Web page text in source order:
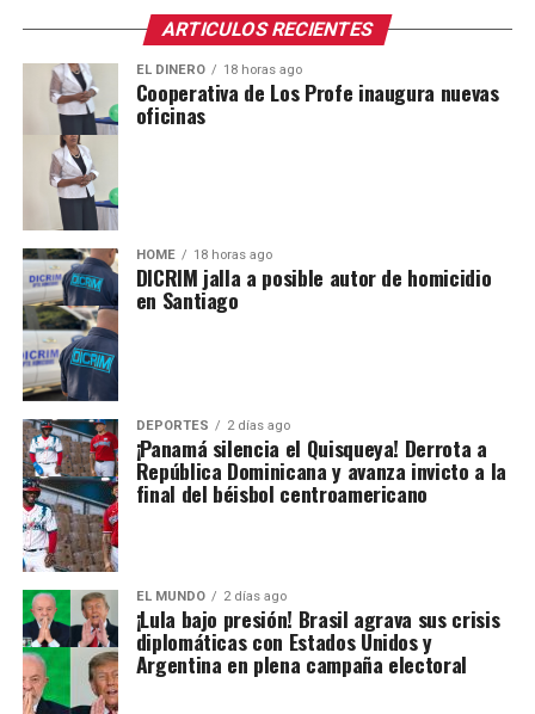
ARTICULOS RECIENTES
EL DINERO 18 horas ago
Cooperativa de Los Profe inaugura nuevas
oficinas
HOME 18 horas ago
DICRIM jalla a posible autor de homicidio
en Santiago
DEPORTES 2 días ago
¡Panamá silencia el Quisqueya! Derrota a
República Dominicana y avanza invicto a la
final del béisbol centroamericano
EL MUNDO 2 días ago
¡Lula bajo presión! Brasil agrava sus crisis
diplomáticas con Estados Unidos y
Argentina en plena campaña electoral